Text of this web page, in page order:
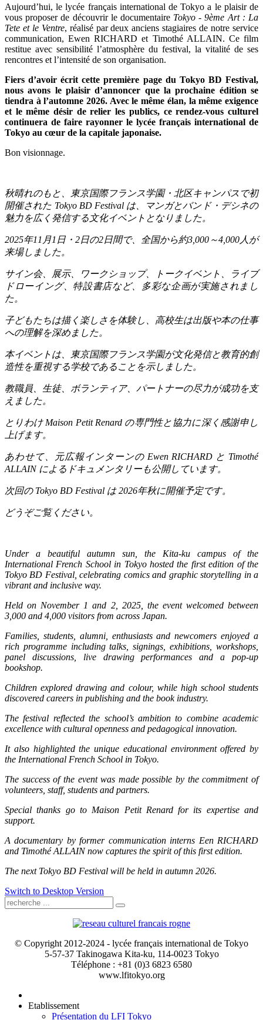
Aujourd’hui, le lycée français international de Tokyo a le plaisir de
vous proposer de découvrir le documentaire Tokyo - 9ème Art : La
Tete et le Ventre, réalisé par deux anciens stagiaires de notre service
communication, Ewen RICHARD et Timothé ALLAIN. Ce film
restitue avec sensibilité l’atmosphère du festival, la vitalité de ses
rencontres et l’intensité de son organisation.
Fiers d’avoir écrit cette première page du Tokyo BD Festival,
nous avons le plaisir d’annoncer que la prochaine édition se
tiendra à l’automne 2026. Avec le même élan, la même exigence
et le même désir de relier les publics, ce rendez-vous culturel
continuera de faire rayonner le lycée français international de
Tokyo au cœur de la capitale japonaise.
Bon visionnage.
秋晴れのもと、東京国際フランス学園・北区キャンパスで初
開催された Tokyo BD Festival は、マンガとバンド・デシネの
魅力を広く発信する文化イベントとなりました。
2025年11 月1 日・ 2日の2日間で、全国から約3,000 ～4,000 人が
来場しました。
サイン会、展示、ワークショップ、トークイベント、ライブ
ドローイング、特設書店など、多彩な企画が実施されまし
た。
子どもたちは描く楽しさを体験し、高校生は出版や本の仕事
への理解を深めました。
本イベントは、東京国際フランス学園が文化発信と教育的創
造性を重視する学校であることを示しました。
教職員、生徒、ボランティア、パートナーの尽力が成功を支
えました。
とりわけMaison Petit Renard の専門性と協力に深く感謝申し
上げます。
あわせて、元広報インターンの Ewen RICHARD と Timothé
ALLAIN によるドキュメンタリーも公開しています。
次回のTokyo BD Festival は2026年秋に開催予定です。
どうぞご覧ください。
Under a beautiful autumn sun, the Kita-ku campus of the
International French School in Tokyo hosted the first edition of the
Tokyo BD Festival, celebrating comics and graphic storytelling in a
vibrant and inclusive way.
Held on November 1 and 2, 2025, the event welcomed between
3,000 and 4,000 visitors from across Japan.
Families, students, alumni, enthusiasts and newcomers enjoyed a
rich programme including talks, signings, exhibitions, workshops,
panel discussions, live drawing performances and a pop-up
bookshop.
Children explored drawing and colour, while high school students
discovered careers in publishing and the book industry.
The festival reflected the school’s ambition to combine academic
excellence with cultural openness and pedagogical innovation.
It also highlighted the unique educational environment offered by
the International French School in Tokyo.
The success of the event was made possible by the commitment of
volunteers, staff, students and partners.
Special thanks go to Maison Petit Renard for its expertise and
support.
A documentary by former communication interns Een RICHARD
and Timothé ALLAIN now captures the spirit of this first edition.
The next Tokyo BD Festival will be held in autumn 2026.
Switch to Desktop Version
© Copyright 2012-2024 - lycée français international de Tokyo
5-57-37 Takinogawa Kita-ku, 114-0023 Tokyo
Téléphone : +81 (0)3 6823 6580
www.lfitokyo.org
Etablissement
Présentation du LFI Tokyo